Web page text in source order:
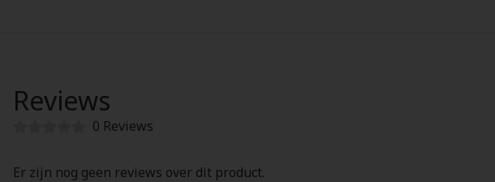
Reviews
0 Reviews
Er zijn nog geen reviews over dit product.